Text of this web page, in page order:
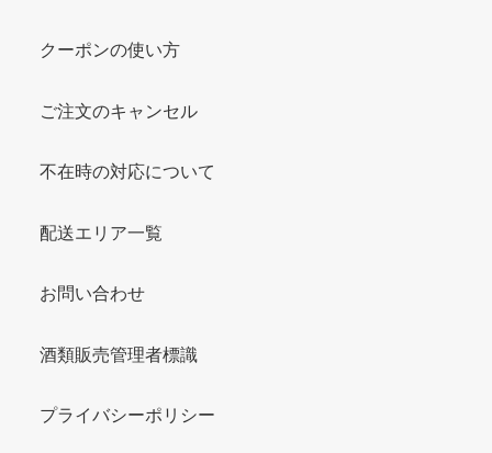
クーポンの使い方
ご注文のキャンセル
不在時の対応について
配送エリア一覧
お問い合わせ
酒類販売管理者標識
プライバシーポリシー